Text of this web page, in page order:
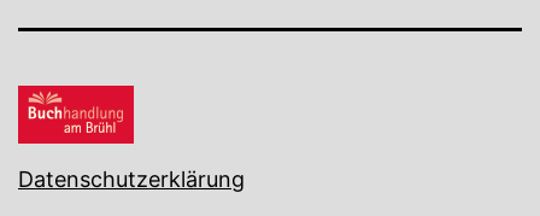
Datenschutzerklärung